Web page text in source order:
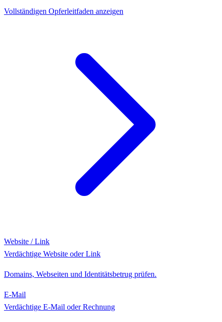
Vollständigen Opferleitfaden anzeigen
Website / Link
Verdächtige Website oder Link
Domains, Webseiten und Identitätsbetrug prüfen.
E-Mail
Verdächtige E-Mail oder Rechnung